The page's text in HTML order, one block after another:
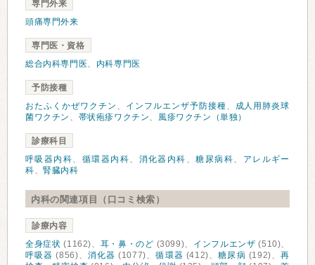
専門外来
頭痛専門外来
専門医・資格
総合内科専門医、 内科専門医
予防接種
おたふくかぜワクチン 、 インフルエンザ予防接種、
成人用肺炎球
菌ワクチン 、 帯状疱疹ワクチン、 風疹ワクチン（単独）
診療科目
呼吸器内科、 循環器内科、 消化器内科 、糖尿病科、 アレルギー
科、腎臓内科
内科の関連項目（口コミ検索）
診療内容
全身症状 (1162)、 耳・鼻・のど (3099)、 インフルエンザ (510)、
呼吸器 (856)、 消化器 (1077)、循環器 (412)、糖尿病 (192)、再